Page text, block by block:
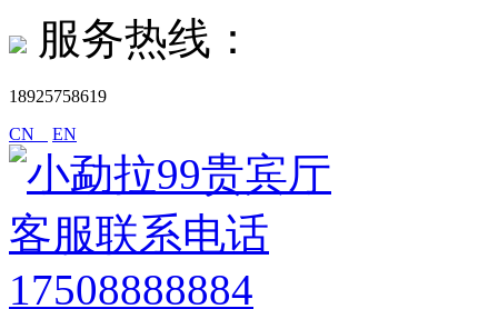
服务热线：
18925758619
CN
EN